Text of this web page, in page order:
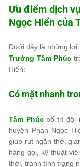
Ưu điểm dịch
Ngọc Hiển của
Dưới đây là những lợi
Trường Tâm Phúc
Hiển:
Có mặt nhanh
Tâm Phúcbố trí đội
huyện Phan Ngọc
giúp rút ngắn thời
hàng gọi, kỹ thuật
thời, tránh tình trạng